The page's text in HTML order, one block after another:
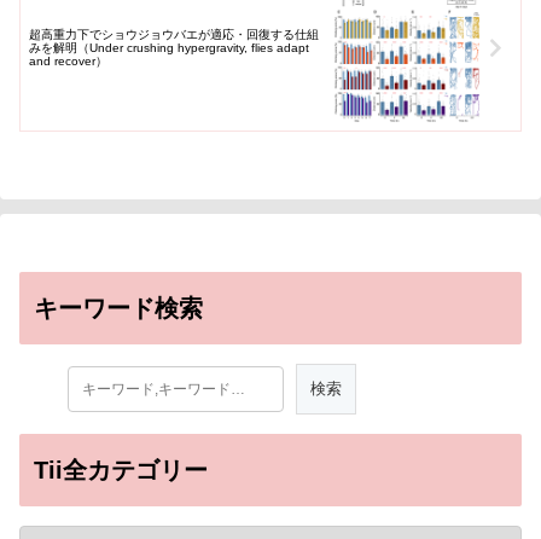
超高重力下でショウジョウバエが適応・回復する仕組
みを解明（Under crushing hypergravity, flies adapt
and recover）
キーワード検索
Tii全カテゴリー